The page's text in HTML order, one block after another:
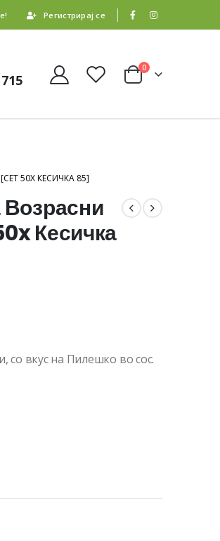
Регистрирај се
0
50X КЕСИЧКА 85]
Кесичка
со вкус на Пилешко во сос.